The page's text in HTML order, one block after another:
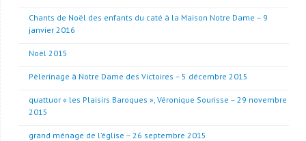
Chants de Noël des enfants du caté à la Maison Notre Dame – 9
janvier 2016
Noël 2015
Pèlerinage à Notre Dame des Victoires – 5 décembre 2015
quattuor « les Plaisirs Baroques », Véronique Sourisse – 29 novembre
2015
grand ménage de l’église – 26 septembre 2015